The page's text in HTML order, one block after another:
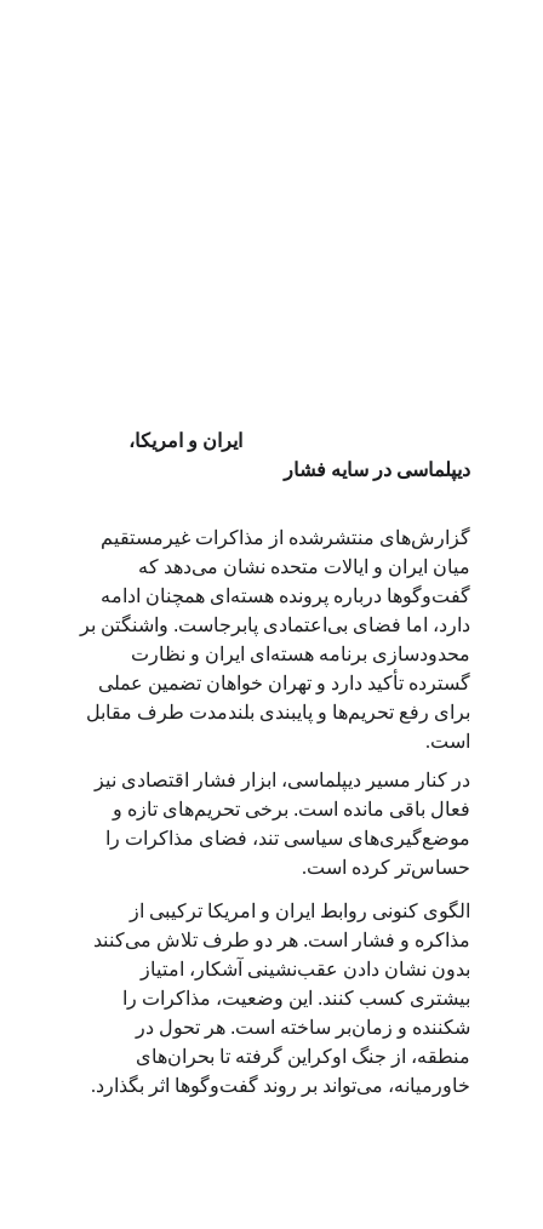
                                               ایران و امریکا،
دیپلماسی در سایه فشار
گزارش‌های منتشرشده از مذاکرات غیرمستقیم
میان ایران و ایالات متحده نشان می‌دهد که
گفت‌وگوها درباره پرونده هسته‌ای همچنان ادامه
دارد، اما فضای بی‌اعتمادی پابرجاست. واشنگتن بر
محدودسازی برنامه هسته‌ای ایران و نظارت
گسترده تأکید دارد و تهران خواهان تضمین عملی
برای رفع تحریم‌ها و پایبندی بلندمدت طرف مقابل
است.
در کنار مسیر دیپلماسی، ابزار فشار اقتصادی نیز
فعال باقی مانده است. برخی تحریم‌های تازه و
موضع‌گیری‌های سیاسی تند، فضای مذاکرات را
حساس‌تر کرده است
.
الگوی کنونی روابط ایران و امریکا ترکیبی از
مذاکره و فشار است. هر دو طرف تلاش می‌کنند
بدون نشان دادن عقب‌نشینی آشکار، امتیاز
بیشتری کسب کنند. این وضعیت، مذاکرات را
شکننده و زمان‌بر ساخته است. هر تحول در
منطقه، از جنگ اوکراین گرفته تا بحران‌های
خاورمیانه، می‌تواند بر روند گفت‌وگوها اثر بگذارد
.